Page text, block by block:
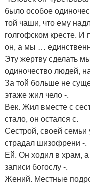
было особое
той чаши, что ему
голгофском кресте. И
он, а мы …
Эту жертву сделать
одиночество людей,
За той больше не
этаже жил чело -.
Век. Жил вместе с
стало, он остался с.
Сестрой, своей
страдал шизофрени -.
Ей. Он ходил в храм,
записи богослу -.
Жений. Местные